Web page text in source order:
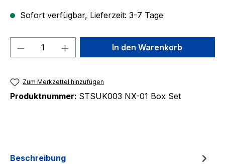
Sofort verfügbar, Lieferzeit: 3-7 Tage
Produkt Anzahl: Gib denIn den Warenkorb
Zum Merkzettel hinzufügen
Produktnummer: STSUK003 NX-01 Box Set
Beschreibung